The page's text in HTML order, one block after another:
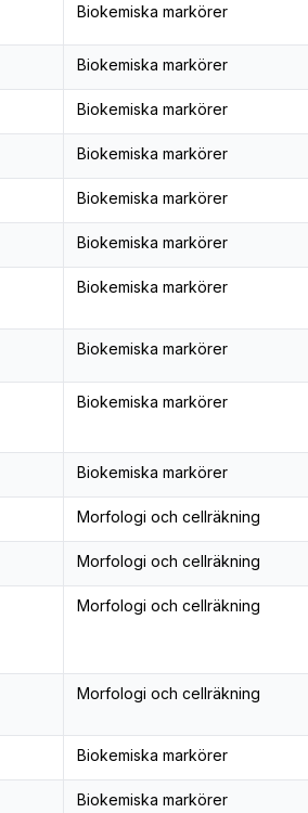
Biokemiska markörer
Biokemiska markörer
Biokemiska markörer
Biokemiska markörer
Biokemiska markörer
Biokemiska markörer
Biokemiska markörer
Biokemiska markörer
Biokemiska markörer
Biokemiska markörer
Morfologi och cellräkning
Morfologi och cellräkning
Morfologi och cellräkning
Morfologi och cellräkning
Biokemiska markörer
Biokemiska markörer